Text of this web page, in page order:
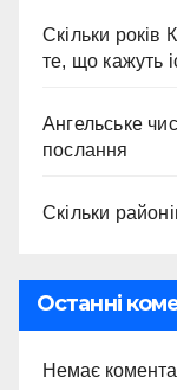
Скільки років
те, що кажуть
Ангельське
послання
Скільки
Останні
Немає